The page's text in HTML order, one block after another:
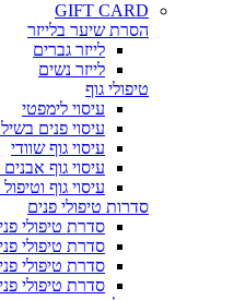
GIFT CARD
הסרת שיער בלייזר
לייזר גברים
לייזר נשים
טיפולי גוף
עיסוי לימפטי
עיסוי פנים
עיסוי גוף שוודי
עיסוי גוף
עיסוי גוף
סדרות טיפולי פנים
סדרת טיפולי
סדרת טיפולי
סדרת טיפולי
סדרת טיפולי